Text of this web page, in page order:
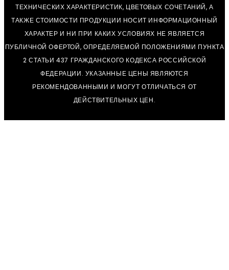
ТЕХНИЧЕСКИХ ХАРАКТЕРИСТИК, ЦВЕТОВЫХ СОЧЕТАНИЙ, А
ТАКЖЕ СТОИМОСТИ ПРОДУКЦИИ НОСИТ ИНФОРМАЦИОННЫЙ
ХАРАКТЕР И НИ ПРИ КАКИХ УСЛОВИЯХ НЕ ЯВЛЯЕТСЯ
ПУБЛИЧНОЙ ОФЕРТОЙ, ОПРЕДЕЛЯЕМОЙ ПОЛОЖЕНИЯМИ ПУНКТА
2 СТАТЬИ 437 ГРАЖДАНСКОГО КОДЕКСА РОССИЙСКОЙ
ФЕДЕРАЦИИ. УКАЗАННЫЕ ЦЕНЫ ЯВЛЯЮТСЯ
РЕКОМЕНДОВАННЫМИ И МОГУТ ОТЛИЧАТЬСЯ ОТ
ДЕЙСТВИТЕЛЬНЫХ ЦЕН.